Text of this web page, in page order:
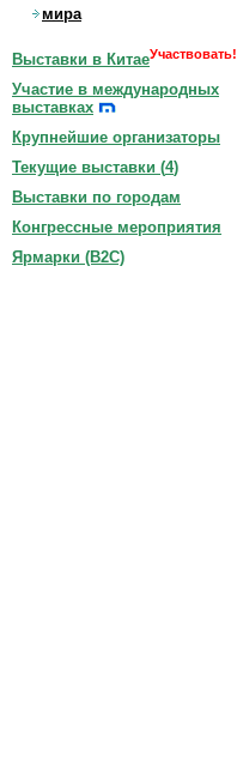
мира
Выставки в КитаеУчаствовать!
Участие в международных
выставках
Крупнейшие организаторы
Текущие выставки (4)
Выставки по городам
Конгрессные мероприятия
Ярмарки (B2C)